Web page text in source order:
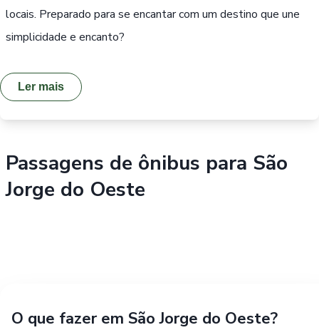
locais. Preparado para se encantar com um destino que une
simplicidade e encanto?
Ler mais
Passagens de ônibus para São
Jorge do Oeste
O que fazer em São Jorge do Oeste?